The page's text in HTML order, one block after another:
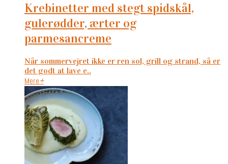
krebinetter med stegt spidskål,
gulerødder, ærter og
parmesancreme
Når sommervejret ikke er ren sol, grill og strand, så er
det godt at lave e..
Mere+